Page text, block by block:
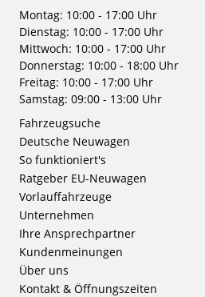
Montag: 10:00 - 17:00 Uhr
Dienstag: 10:00 - 17:00 Uhr
Mittwoch: 10:00 - 17:00 Uhr
Donnerstag: 10:00 - 18:00 Uhr
Freitag: 10:00 - 17:00 Uhr
Samstag: 09:00 - 13:00 Uhr
Fahrzeugsuche
Deutsche Neuwagen
So funktioniert's
Ratgeber EU-Neuwagen
Vorlauffahrzeuge
Unternehmen
Ihre Ansprechpartner
Kundenmeinungen
Über uns
Kontakt & Öffnungszeiten